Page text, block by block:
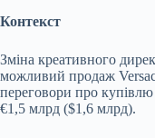
Контекст
Зміна креативного
можливий продаж
переговори про
€1,5 млрд ($1,6 млрд).